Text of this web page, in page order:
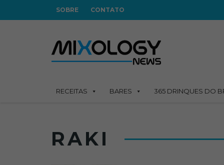
SOBRE CONTATO
RECEITAS BARES 365 DRINQUES DO
RAKI